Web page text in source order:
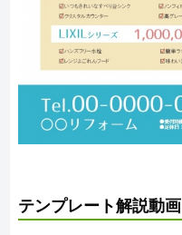
テンプレート解説動画